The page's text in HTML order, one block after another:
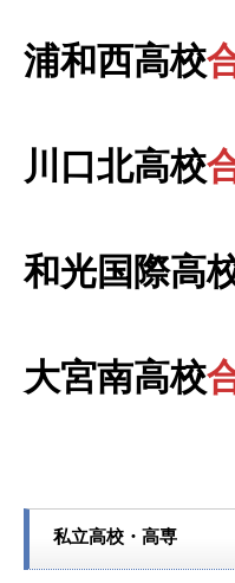
浦和西高校
川口北高校
和光国際高
大宮南高校
私立高校・高専